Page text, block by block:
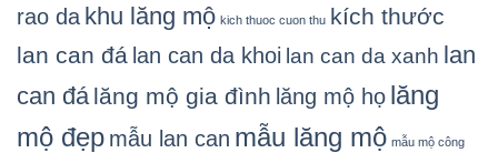
rao da khu lăng mộ kich thuoc cuon thu kích thước
lan can đá lan can da khoi lan can da xanh lan
can đá lăng mộ gia đình lăng mộ họ lăng
mộ đẹp mẫu lan can mẫu lăng mộ mẫu mộ công